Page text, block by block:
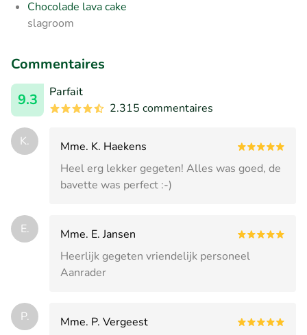
Chocolade lava cake
slagroom
Commentaires
9.3
Parfait
2.315 commentaires
K.
Mme. K. Haekens
Heel erg lekker gegeten! Alles was goed, de
bavette was perfect :-)
E.
Mme. E. Jansen
Heerlijk gegeten vriendelijk personeel
Aanrader
P.
Mme. P. Vergeest